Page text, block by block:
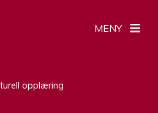
opplæring
MENY